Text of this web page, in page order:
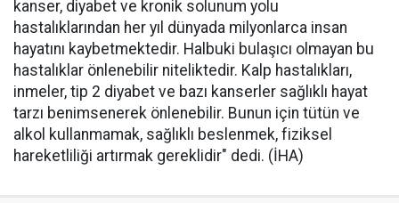
kanser, diyabet ve kronik solunum yolu
hastalıklarından her yıl dünyada milyonlarca insan
hayatını kaybetmektedir. Halbuki bulaşıcı olmayan bu
hastalıklar önlenebilir niteliktedir. Kalp hastalıkları,
inmeler, tip 2 diyabet ve bazı kanserler sağlıklı hayat
tarzı benimsenerek önlenebilir. Bunun için tütün ve
alkol kullanmamak, sağlıklı beslenmek, fiziksel
hareketliliği artırmak gereklidir" dedi. (İHA)